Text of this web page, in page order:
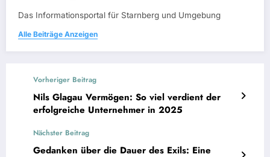
Das Informationsportal für Starnberg und Umgebung
Alle Beiträge Anzeigen
Vorheriger Beitrag
Nils Glagau Vermögen: So viel verdient der
erfolgreiche Unternehmer in 2025
Nächster Beitrag
Gedanken über die Dauer des Exils: Eine